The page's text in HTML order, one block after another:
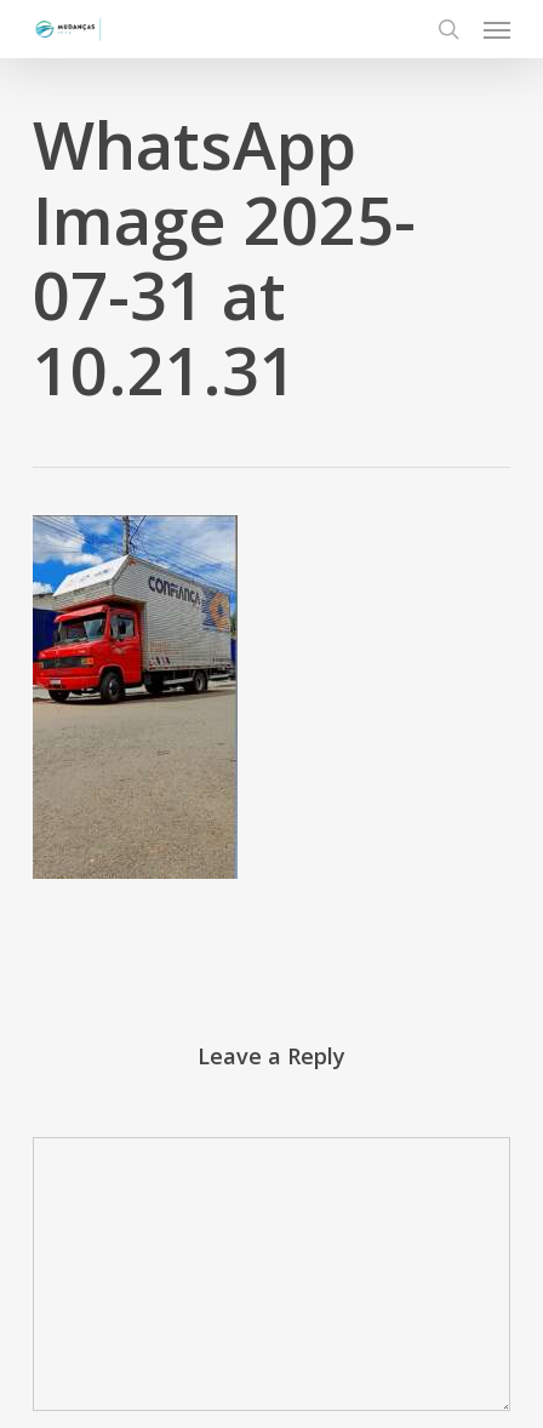
search
Menu
WhatsApp
Image 2025-
07-31 at
10.21.31
Leave a Reply